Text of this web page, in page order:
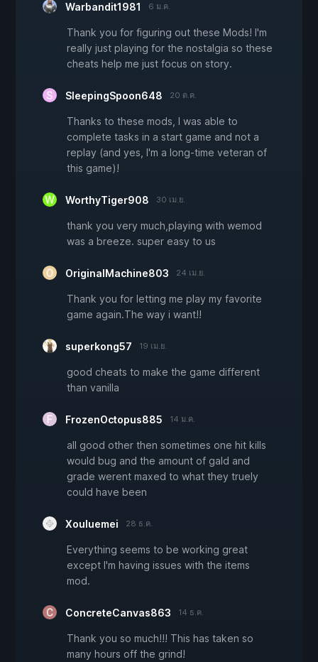
Warbandit1981 6 ม.ค.
Thank you for figuring out these Mods! I'm
really just playing for the nostalgia so these
cheats help me just focus on story.
SleepingSpoon648 20 ต.ค.
Thanks to these mods, I was able to
complete tasks in a start game and not a
replay (and yes, I'm a long-time veteran of
this game)!
WorthyTiger908 30 เม.ย.
thank you very much,playing with wemod
was a breeze. super easy to us
OriginalMachine803 24 เม.ย.
Thank you for letting me play my favorite
game again.The way i want!!
superkong57 19 เม.ย.
good cheats to make the game different
than vanilla
FrozenOctopus885 14 ม.ค.
all good other then sometimes one hit kills
would bug and the amount of gald and
grade werent maxed to what they truely
could have been
Xouluemei 28 ธ.ค.
Everything seems to be working great
except I'm having issues with the items
mod.
ConcreteCanvas863 14 ธ.ค.
Thank you so much!!! This has taken so
many hours off the grind!